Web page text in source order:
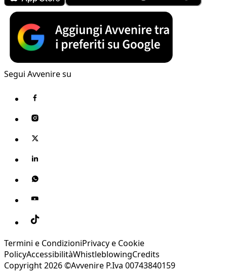
Segui Avvenire su
Termini e CondizioniPrivacy e Cookie
PolicyAccessibilitàWhistleblowingCredits
Copyright 2026 ©Avvenire P.Iva 00743840159